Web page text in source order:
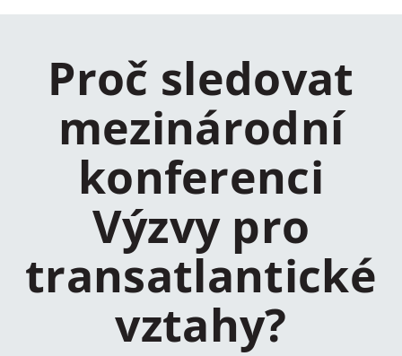
Proč sledovat
mezinárodní
konferenci
Výzvy pro
transatlantické
vztahy?